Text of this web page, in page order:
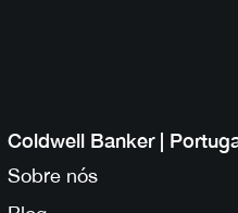
Coldwell Banker |
Sobre nós